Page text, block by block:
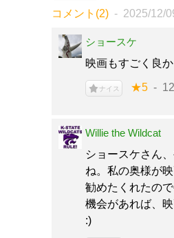
コメント(2) 2025/12/
ショースケ
映画もすごく良
ナイス ★5
Willie the Wildcat
ショースケさん
ね。私の奥様が
勧めたくれたの
機会があれば、
:)